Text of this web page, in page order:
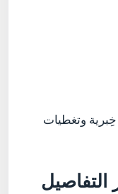
وتغطيات
التفاصيل